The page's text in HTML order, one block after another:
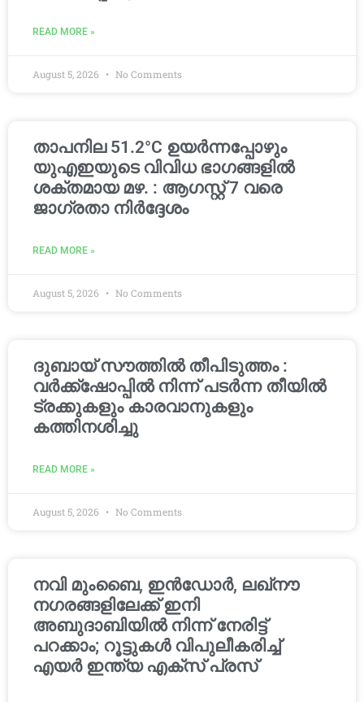
READ MORE »
August 5, 2026 No Comments
താപനില 51.2°C ഉയർന്നപ്പോഴും
യുഎഇയുടെ വിവിധ ഭാഗങ്ങളിൽ
ശക്തമായ മഴ. : ആഗസ്റ്റ് 7 വരെ
ജാഗ്രതാ നിർദ്ദേശം
READ MORE »
August 5, 2026 No Comments
ദുബായ് സൗത്തിൽ തീപിടുത്തം :
വർക്ക്‌ഷോപ്പിൽ നിന്ന് പടർന്ന തീയിൽ
ട്രക്കുകളും കാരവാനുകളും
കത്തിനശിച്ചു
READ MORE »
August 5, 2026 No Comments
നവി മുംബൈ, ഇൻഡോർ, ലഖ്നൗ
നഗരങ്ങളിലേക്ക് ഇനി
അബുദാബിയിൽ നിന്ന് നേരിട്ട്
പറക്കാം; റൂട്ടുകൾ വിപുലീകരിച്ച്
എയർ ഇന്ത്യ എക്സ് പ്രസ്